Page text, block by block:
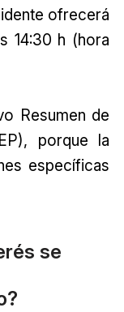
ofrecerá
14:30 h (hora
Resumen de
porque la
específicas
se